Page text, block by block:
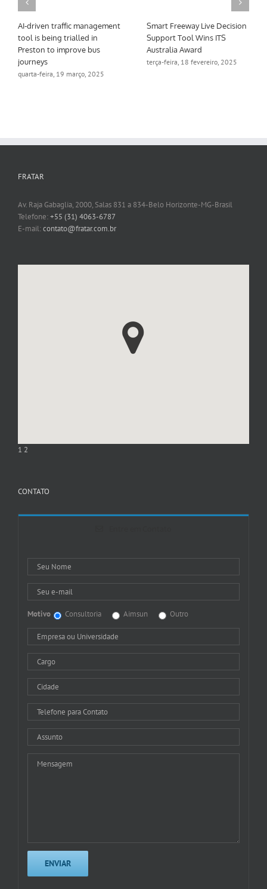
AI-driven traffic management
tool is being trialled in
Preston to improve bus
journeys
quarta-feira, 19 março, 2025
Smart Freeway Live Decision
Support Tool Wins ITS
Australia Award
terça-feira, 18 fevereiro, 2025
FRATAR
Av. Raja Gabaglia, 2000, Salas 831 a 834-Belo Horizonte-MG-Brasil
Telefone:+55 (31) 4063-6787
E-mail:contato@fratar.com.br
1 2
CONTATO
Motivo Consultoria Aimsun Outro